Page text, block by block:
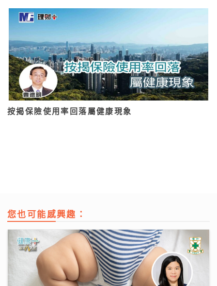
按揭保險使用率回落屬健康現象
您也可能感興趣：